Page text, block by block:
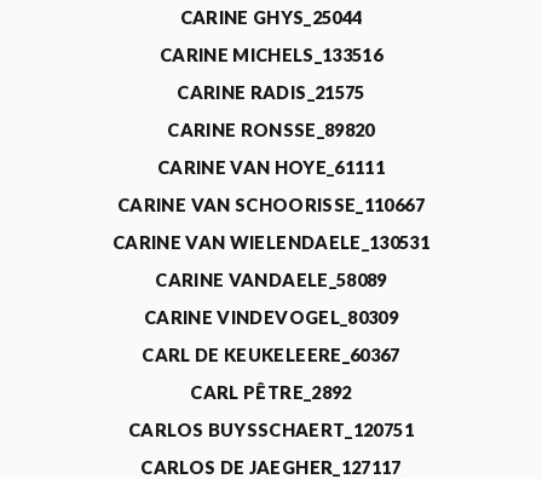
CARINE GHYS_25044
CARINE MICHELS_133516
CARINE RADIS_21575
CARINE RONSSE_89820
CARINE VAN HOYE_61111
CARINE VAN SCHOORISSE_110667
CARINE VAN WIELENDAELE_130531
CARINE VANDAELE_58089
CARINE VINDEVOGEL_80309
CARL DE KEUKELEERE_60367
CARL PÊTRE_2892
CARLOS BUYSSCHAERT_120751
CARLOS DE JAEGHER_127117